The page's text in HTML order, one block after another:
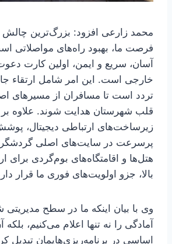
محمد زارعی افزود: بزرگ‌ترین
فرصت ما، بهبود راه‌های مواصلاتی
آسان، سریع و ایمن، اولین کارت
خارجی است. این امر شامل ارتقاء
تردد است تا مسافران از مسیرهای
قلب شهرستان هدایت شوند. علاوه بر
زیرساخت‌های ارتباطی دیجیتال،
پرسرعت در سایت‌های اصلی
هتل‌ها و اقامتگاه‌های بوم‌گردی
بالا، جزو اولویت‌های فوری ما قرار
وی با بیان اینکه ما در سطح مدیریتی
آمادگی را نه تنها اعلام می‌کنیم،
اساسی در برنامه‌ریزی‌هایمان تبدیل